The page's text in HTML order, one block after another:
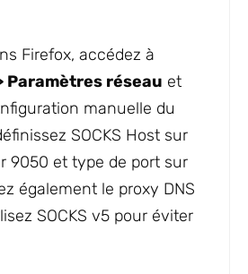
Firefox, accédez à
Paramètres réseau et
manuelle du
SOCKS Host sur
9050 et type de port sur
également le proxy DNS
SOCKS v5 pour éviter